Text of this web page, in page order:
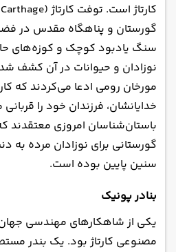
گورستان و پناهگاه مقدس در
سنگ یادبود کوچک و کوزه‌های
نوزادان و حیوانات در آن کشف
مورخان رومی ادعا می‌کردند که
خدایانشان، فرزندان خود را
باستان‌شناسان امروزی معتقدند
گورستانی برای نوزادان مرده به
سنین پایین بوده است.
بنادر پونیک
یکی از شاهکارهای مهندسی جهان
مصنوعی کارتاژ بود. یک بندر